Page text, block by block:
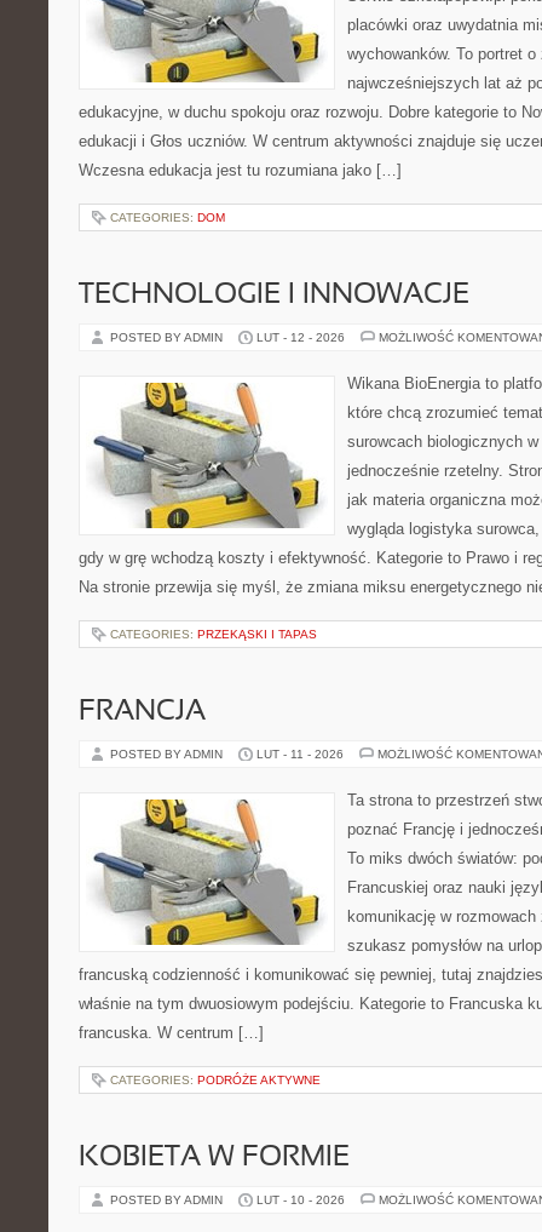
placówki oraz uwydatnia
wychowanków. To portret
najwcześniejszych lat aż
edukacyjne, w duchu spokoju oraz rozwoju. Dobre kategorie to
edukacji i Głos uczniów. W centrum aktywności znajduje się
Wczesna edukacja jest tu rozumiana jako […]
CATEGORIES: DOM
TECHNOLOGIE I INNOWACJE
POSTED BY ADMIN LUT - 12 - 2026 MOŻLIWOŚĆ
Wikana BioEnergia to
które chcą zrozumieć
surowcach biologicznych
jednocześnie rzetelny.
jak materia organiczna
wygląda logistyka
gdy w grę wchodzą koszty i efektywność. Kategorie to Prawo i
Na stronie przewija się myśl, że zmiana miksu energetycznego
CATEGORIES: PRZEKĄSKI I TAPAS
FRANCJA
POSTED BY ADMIN LUT - 11 - 2026 MOŻLIWOŚĆ
Ta strona to przestrzeń
poznać Francję i
To miks dwóch światów:
Francuskiej oraz nauki
komunikację w
szukasz pomysłów na
francuską codzienność i komunikować się pewniej, tutaj
właśnie na tym dwuosiowym podejściu. Kategorie to Francuska
francuska. W centrum […]
CATEGORIES: PODRÓŻE AKTYWNE
KOBIETA W FORMIE
POSTED BY ADMIN LUT - 10 - 2026 MOŻLIWOŚĆ